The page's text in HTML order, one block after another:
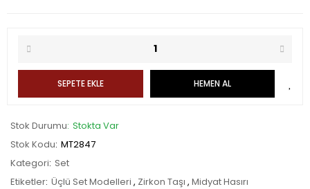
SEPETE EKLE HEMEN AL
Stok Durumu Stokta Var
Stok Kodu MT2847
Kategori Set
Etiketler Üçlü Set Modelleri , Zirkon Taşı , Midyat Hasırı